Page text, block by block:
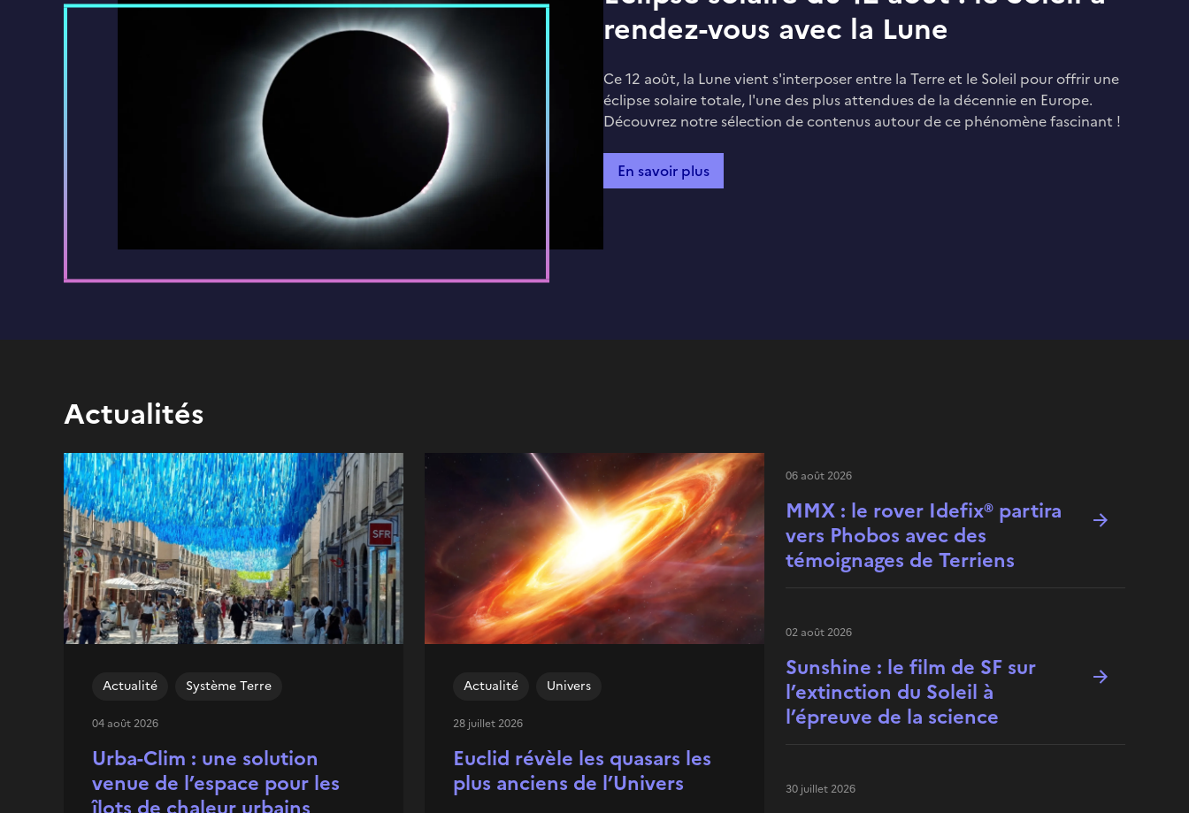
rendez-vous avec la Lune
Ce 12 août, la Lune vient s'interposer entre la Terre et le Soleil pour offrir une
éclipse solaire totale, l'une des plus attendues de la décennie en Europe.
Découvrez notre sélection de contenus autour de ce phénomène fascinant !
En savoir plus
Actualités
Urba-Clim : une solution
venue de l’espace pour les
Actualité Système Terre
04 août 2026
Euclid révèle les quasars les
plus anciens de l’Univers
Actualité Univers
28 juillet 2026
MMX : le rover Idefix® partira
vers Phobos avec des
témoignages de Terriens
06 août 2026
Sunshine : le film de SF sur
l’extinction du Soleil à
l’épreuve de la science
02 août 2026
30 juillet 2026